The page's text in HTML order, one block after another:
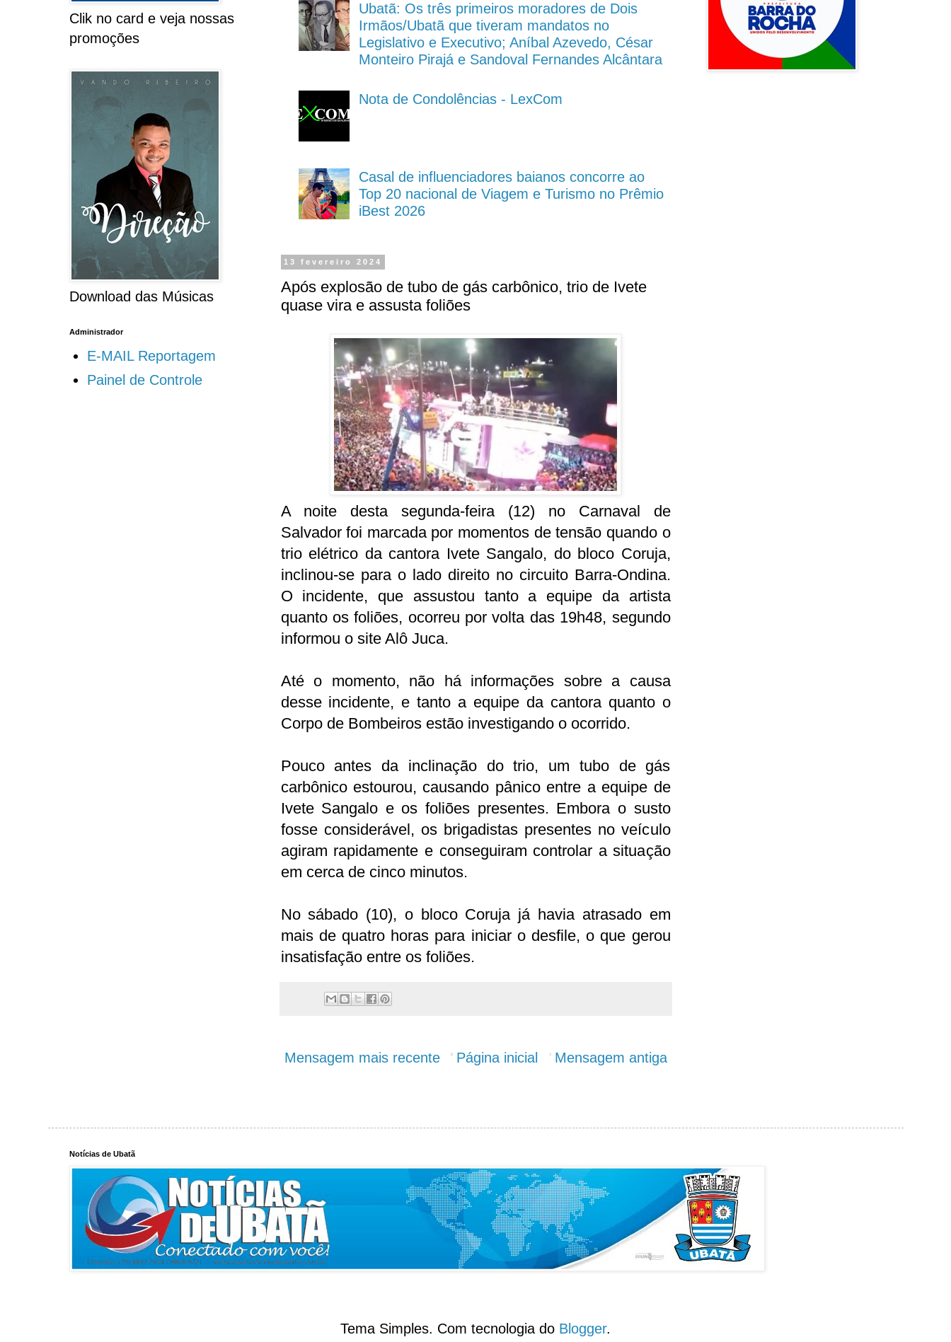
Ubatã: Os três primeiros moradores de Dois
Irmãos/Ubatã que tiveram mandatos no
Legislativo e Executivo; Aníbal Azevedo, César
Monteiro Pirajá e Sandoval Fernandes Alcântara
Nota de Condolências - LexCom
Casal de influenciadores baianos concorre ao
Top 20 nacional de Viagem e Turismo no Prêmio
iBest 2026
13 fevereiro 2024
Após explosão de tubo de gás carbônico, trio de Ivete
quase vira e assusta foliões
A noite desta segunda-feira (12) no Carnaval de
Salvador foi marcada por momentos de tensão quando o
trio elétrico da cantora Ivete Sangalo, do bloco Coruja,
inclinou-se para o lado direito no circuito Barra-Ondina.
O incidente, que assustou tanto a equipe da artista
quanto os foliões, ocorreu por volta das 19h48, segundo
informou o site Alô Juca.
Até o momento, não há informações sobre a causa
desse incidente, e tanto a equipe da cantora quanto o
Corpo de Bombeiros estão investigando o ocorrido.
Pouco antes da inclinação do trio, um tubo de gás
carbônico estourou, causando pânico entre a equipe de
Ivete Sangalo e os foliões presentes. Embora o susto
fosse considerável, os brigadistas presentes no veículo
agiram rapidamente e conseguiram controlar a situação
em cerca de cinco minutos.
No sábado (10), o bloco Coruja já havia atrasado em
mais de quatro horas para iniciar o desfile, o que gerou
insatisfação entre os foliões.
Mensagem mais recente Mensagem antiga
Página inicial
Clik no card e veja nossas
promoções
Download das Músicas
Administrador
E-MAIL Reportagem
Painel de Controle
Notícias de Ubatã
Tema Simples. Com tecnologia do Blogger.